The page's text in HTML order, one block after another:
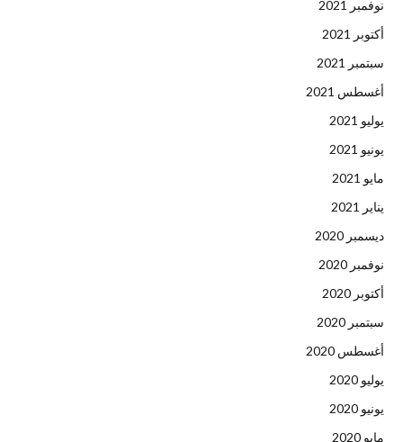
نوفمبر 2021
أكتوبر 2021
سبتمبر 2021
أغسطس 2021
يوليو 2021
يونيو 2021
مايو 2021
يناير 2021
ديسمبر 2020
نوفمبر 2020
أكتوبر 2020
سبتمبر 2020
أغسطس 2020
يوليو 2020
يونيو 2020
مايو 2020